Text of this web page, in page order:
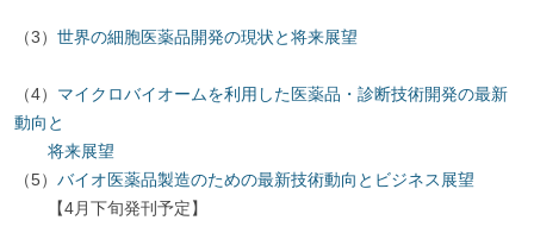
（3） 世界の細胞医薬品開発の現状と将来展望
（4） マイクロバイオームを利用した医薬品・診断技術開発の最新
動向と
将来展望
（5） バイオ医薬品製造のための最新技術動向とビジネス展望
【4月下旬発刊予定】